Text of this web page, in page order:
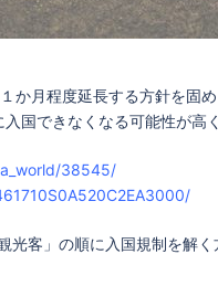
か月程度延長する方針を固め
国できなくなる可能性が高
38545/
」の順に入国規制を解く方